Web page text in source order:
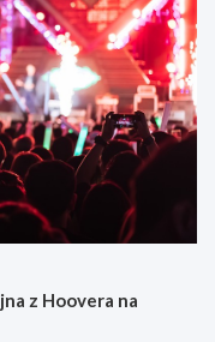
z Hoovera na